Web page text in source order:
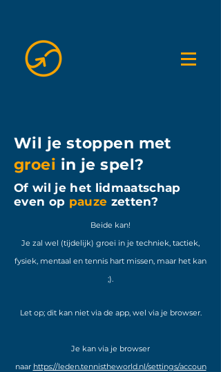
Wil je stoppen met
groei in je spel?
Of wil je het lidmaatschap
even op pauze zetten?
Beide kan!
Je zal wel (tijdelijk) groei in je techniek, tactiek,
fysiek, mentaal en tennis hart missen, maar het kan
;).
Let op; dit kan niet via de app, wel via je browser.
Je kan via je browser
naar https://leden.tennistheworld.nl/settings/accoun